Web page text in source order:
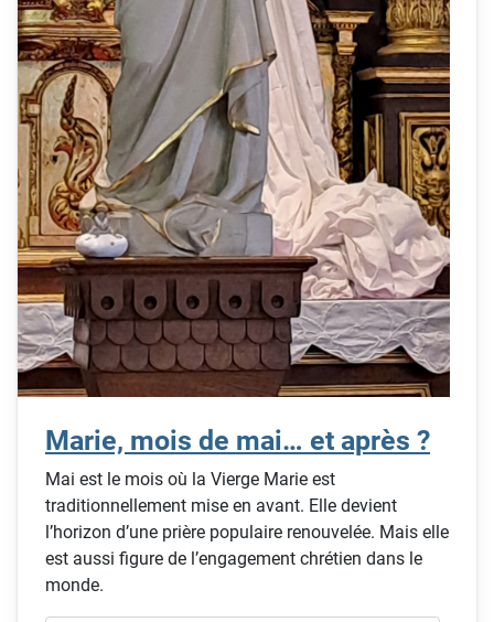
Marie, mois de mai… et après ?
Mai est le mois où la Vierge Marie est
traditionnellement mise en avant. Elle devient
l’horizon d’une prière populaire renouvelée. Mais elle
est aussi figure de l’engagement chrétien dans le
monde.